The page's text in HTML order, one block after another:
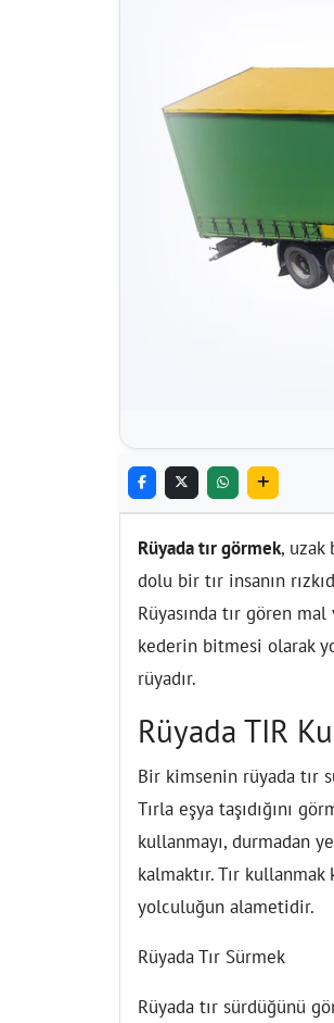
Rüyada tır görmek, uzak
dolu bir tır insanın
Rüyasında tır gören
kederin bitmesi olarak
rüyadır.
Rüyada TIR
Bir kimsenin rüyada tır
Tırla eşya taşıdığını
kullanmayı, durmadan
kalmaktır. Tır
yolculuğun alametidir.
Rüyada Tır Sürmek
Rüyada tır sürdüğünü